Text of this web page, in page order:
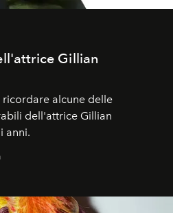
Gillian
ricordare alcune delle
dell'attrice Gillian
anni.